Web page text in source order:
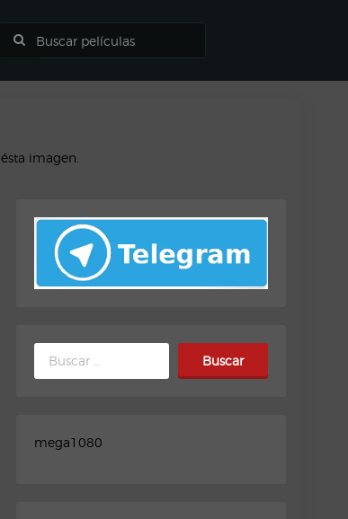
ésta imagen.
Buscar:
mega1080